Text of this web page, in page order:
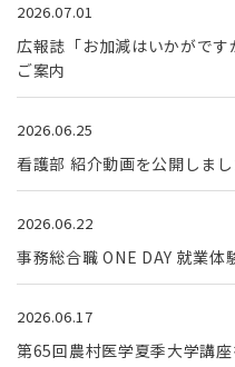
2026.07.01
広報誌「お加減はいかがで
ご案内
2026.06.25
看護部 紹介動画を公開しま
2026.06.22
事務総合職 ONE DAY 就業
2026.06.17
第65回農村医学夏季大学講